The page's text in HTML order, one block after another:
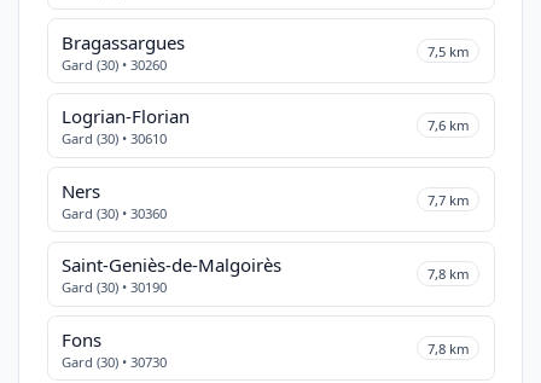
Bragassargues
Gard (30) • 30260
7,5 km
Logrian-Florian
Gard (30) • 30610
7,6 km
Ners
Gard (30) • 30360
7,7 km
Saint-Geniès-de-Malgoirès
Gard (30) • 30190
7,8 km
Fons
Gard (30) • 30730
7,8 km